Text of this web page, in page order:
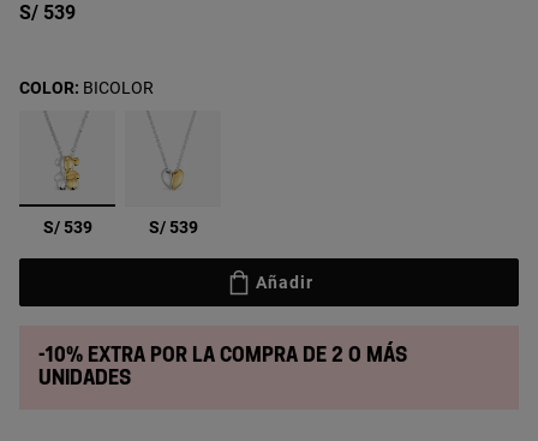
S/ 539
seleccionado
S/ 539 S/ 539
COLOR: BICOLOR
Añadir
-10% extra por la compra de 2 o más
unidades